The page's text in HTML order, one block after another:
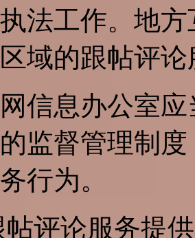
法工作。地
域的跟帖评
信息办公室
监督管理制
行为。
评论服务提